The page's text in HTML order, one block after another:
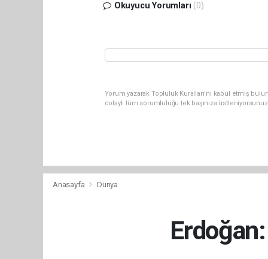
Okuyucu Yorumları (0)
Yorum yazarak Topluluk Kuralları’nı kabul etmiş
dolaylı tüm sorumluluğu tek başınıza
Anasayfa Dünya